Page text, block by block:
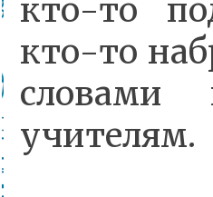
кто-то
кто-то
словами
учителям.